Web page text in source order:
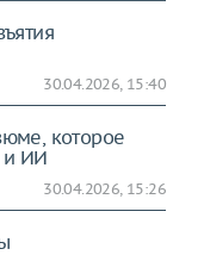
30.04.2026, 15:40
которое
и ИИ
30.04.2026, 15:26